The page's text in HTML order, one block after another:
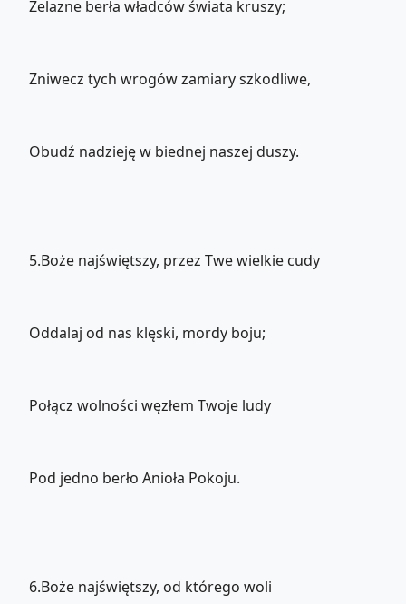
Żelazne berła władców świata kruszy;
Zniwecz tych wrogów zamiary szkodliwe,
Obudź nadzieję w biednej naszej duszy.
5.Boże najświętszy, przez Twe wielkie cudy
Oddalaj od nas klęski, mordy boju;
Połącz wolności węzłem Twoje ludy
Pod jedno berło Anioła Pokoju.
6.Boże najświętszy, od którego woli